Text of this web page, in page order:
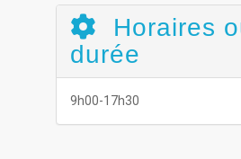
Horaires
durée
9h00-17h30